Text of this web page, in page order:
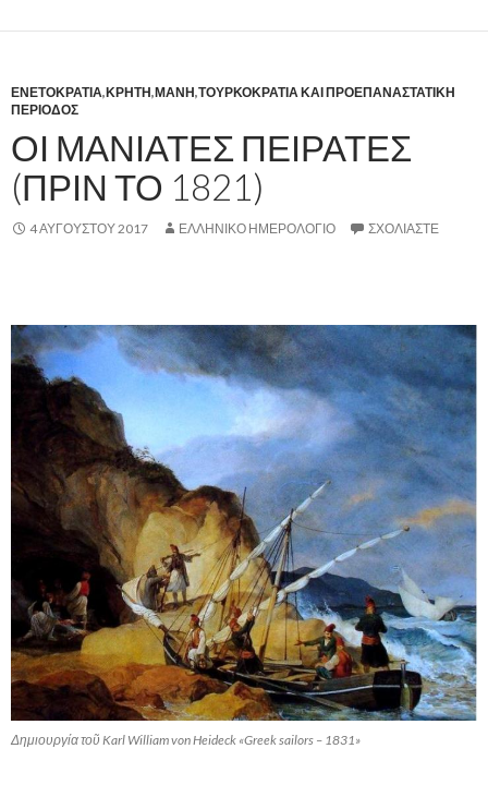
ΕΝΕΤΟΚΡΑΤΙΑ,ΚΡΗΤΗ,ΜΑΝΗ,ΤΟΥΡΚΟΚΡΑΤΙΑ ΚΑΙ ΠΡΟΕΠΑΝΑΣΤΑΤΙΚΗ
ΠΕΡΙΟΔΟΣ
ΟΙ ΜΑΝΙΑΤΕΣ ΠΕΙΡΑΤΕΣ
(ΠΡΙΝ ΤΟ 1821)
4 ΑΥΓΟΎΣΤΟΥ 2017 ΕΛΛΗΝΙΚΟ ΗΜΕΡΟΛΟΓΙΟ ΣΧΟΛΙΆΣΤΕ
Δημιουργία τοῦ Karl William von Heideck «Greek sailors – 1831»